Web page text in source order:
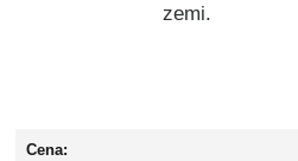
zemi.
Cena: